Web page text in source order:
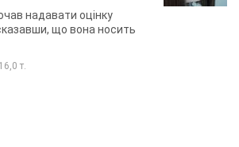
Фото
надавати оцінку
що вона носить
16,0 т.